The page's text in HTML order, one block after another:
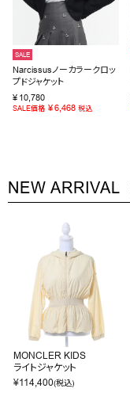
SALE
Narcissusノーカラークロッ
プドジャケット
¥ 10,780
SALE価格 ¥6,468 税込
NEW ARRIVAL
MONCLER KIDS
ライトジャケット
¥114,400(税込)